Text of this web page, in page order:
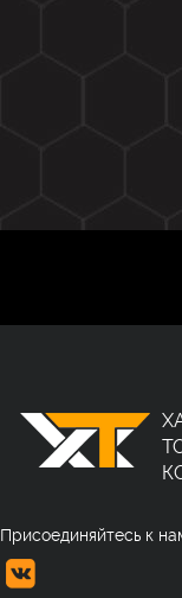
Присоединяйтесь к